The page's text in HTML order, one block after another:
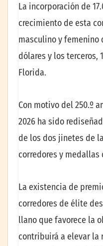
La incorporación de
crecimiento de esta
masculino y femenino
dólares y los terceros,
Florida.
Con motivo del 250.º
2026 ha sido
de los dos jinetes de
corredores y
La existencia de
corredores de élite
llano que favorece la
contribuirá a elevar la